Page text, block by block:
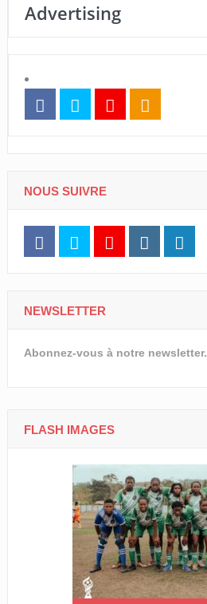
Advertising
NOUS SUIVRE
NEWSLETTER
Abonnez-vous à notre newsletter.
FLASH IMAGES